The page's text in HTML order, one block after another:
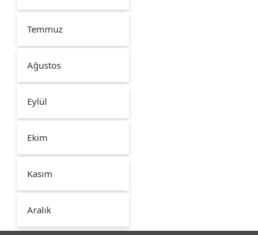
Temmuz
Ağustos
Eylül
Ekim
Kasım
Aralık